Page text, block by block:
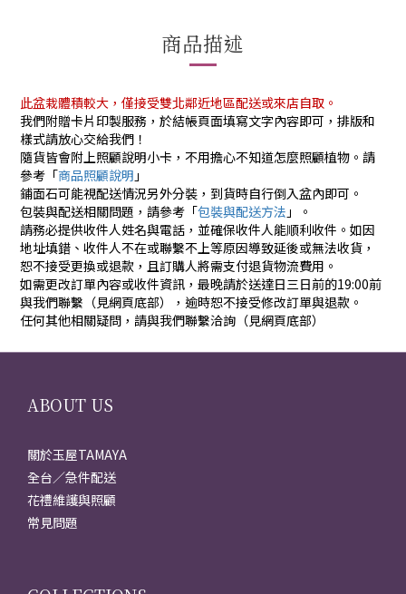
商品描述
此盆栽體積較大，僅接受雙北鄰近地區配送或來店自取。
我們附贈卡片印製服務，於結帳頁面填寫文字內容即可，排版和
樣式請放心交給我們！
隨貨皆會附上照顧說明小卡，不用擔心不知道怎麼照顧植物。請
參考「商品照顧說明 」
鋪面石可能視配送情況另外分裝，到貨時自行倒入盆內即可。
包裝與配送相關問題，請參考「包裝與配送方法 」。
請務必提供收件人姓名與電話，並確保收件人能順利收件。如因
地址填錯、收件人不在或聯繫不上等原因導致延後或無法收貨，
恕不接受更換或退款，且訂購人將需支付退貨物流費用。
如需更改訂單內容或收件資訊，最晚請於送達日三日前的19:00前
與我們聯繫（見網頁底部），逾時恕不接受修改訂單與退款。
任何其他相關疑問，請與我們聯繫洽詢（見網頁底部）
ABOUT US
關於玉屋TAMAYA
全台／急件配送
花禮維護與照顧
常見問題